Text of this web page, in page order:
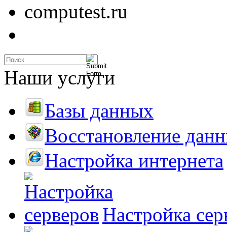
computest.ru
Наши услуги
Базы данных
Восстановление
Настройка интернета
Настройка